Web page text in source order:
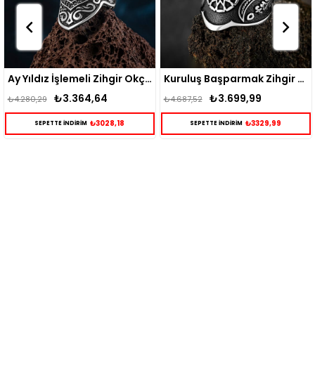
Ay Yıldız İşlemeli Zihgir Okçu Gümüş Yüzük
Kuruluş Başparmak Zihgir Gümüş Yüzük
₺3.699,99
₺4.687,52
SEPETTE İNDİRİM ₺3329,99
Desenli Gümüş Zihgir
₺2.895,15
₺3.724,99
SEPETTE İNDİRİM ₺2605,64